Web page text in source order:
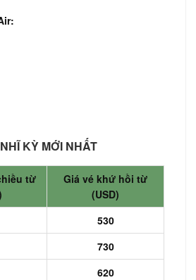
KỲ MỚI NHẤT
từ
Giá vé khứ hồi từ
(USD)
530
730
620